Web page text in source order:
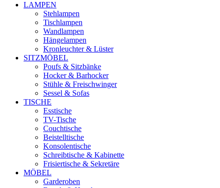
LAMPEN
Stehlampen
Tischlampen
Wandlampen
Hängelampen
Kronleuchter & Lüster
SITZMÖBEL
Poufs & Sitzbänke
Hocker & Barhocker
Stühle & Freischwinger
Sessel & Sofas
TISCHE
Esstische
TV-Tische
Couchtische
Beistelltische
Konsolentische
Schreibtische & Kabinette
Frisiertische & Sekretäre
MÖBEL
Garderoben